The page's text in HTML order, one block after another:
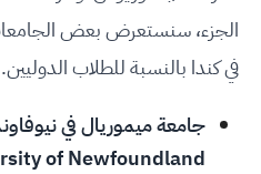
الجزء، سنستعرض بعض
في كندا بالنسبة للطلاب الدوليين.
of Newfoundland)